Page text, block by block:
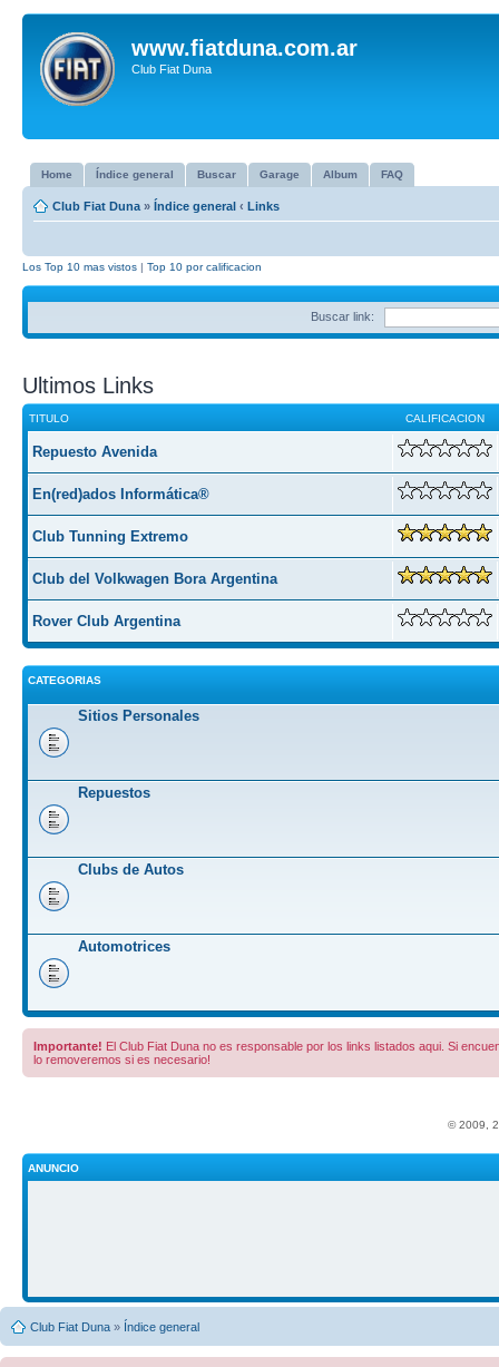
www.fiatduna.com.ar
Club Fiat Duna
Home Índice general Buscar Garage Album FAQ
Club Fiat Duna » Índice general ‹ Links
Los Top 10 mas vistos | Top 10 por calificacion
Buscar link:
Ultimos Links
TITULO CALIFICACION
Repuesto Avenida
En(red)ados Informática®
Club Tunning Extremo
Club del Volkwagen Bora Argentina
Rover Club Argentina
CATEGORIAS
Sitios Personales
Repuestos
Clubs de Autos
Automotrices
Importante! El Club Fiat Duna no es responsable por los links listados aqui. Si
lo removeremos si es necesario!
© 2009,
ANUNCIO
Club Fiat Duna » Índice general